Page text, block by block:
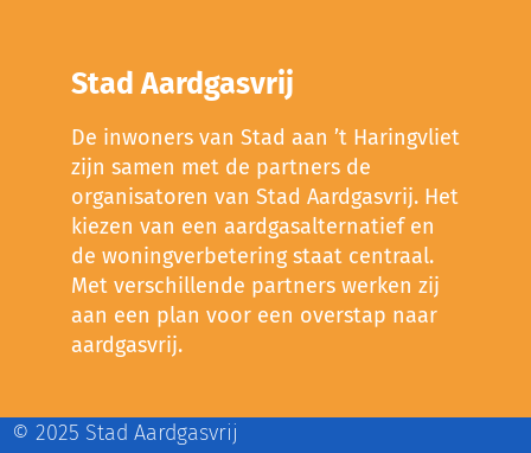
Stad Aardgasvrij
De inwoners van Stad aan ’t Haringvliet
zijn samen met de partners de
organisatoren van Stad Aardgasvrij. Het
kiezen van een aardgasalternatief en
de woningverbetering staat centraal.
Met verschillende partners werken zij
aan een plan voor een overstap naar
aardgasvrij.
© 2025 Stad Aardgasvrij